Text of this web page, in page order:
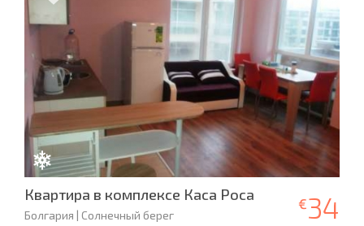
Квартира в комплексе Каса Роса
Болгария | Солнечный берег
€34